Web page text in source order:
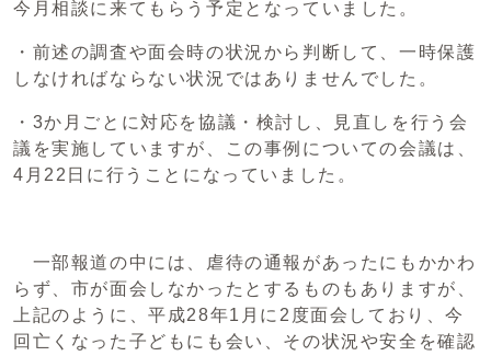
今月相談に来てもらう予定となっていました。
・前述の調査や面会時の状況から判断して、一時保護
しなければならない状況ではありませんでした。
・3か月ごとに対応を協議・検討し、見直しを行う会
議を実施していますが、この事例についての会議は、
4月22日に行うことになっていました。
一部報道の中には、虐待の通報があったにもかかわ
らず、市が面会しなかったとするものもありますが、
上記のように、平成28年1月に2度面会しており、今
回亡くなった子どもにも会い、その状況や安全を確認